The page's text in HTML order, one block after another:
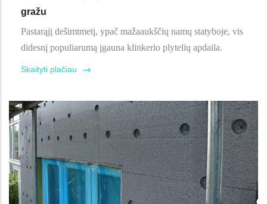
gražu
Pastarąjį dešimtmetį, ypač mažaaukščių namų statyboje, vis
didesnį populiarumą įgauna klinkerio plytelių apdaila.
Skaityti plačiau